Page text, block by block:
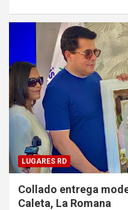
LUGARES RD
Collado entrega
Caleta, La Romana